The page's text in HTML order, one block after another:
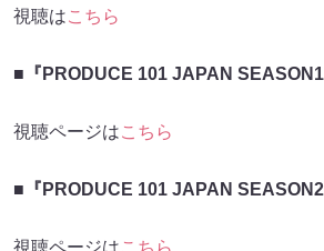
視聴はこちら
■『PRODUCE 101 JAPAN
視聴ページはこちら
■『PRODUCE 101 JAPAN